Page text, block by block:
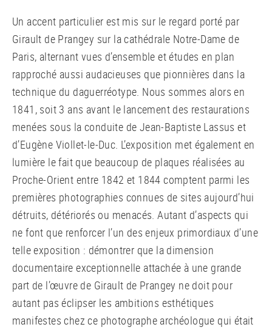
Un accent particulier est mis sur le regard porté par
Girault de Prangey sur la cathédrale Notre-Dame de
Paris, alternant vues d’ensemble et études en plan
rapproché aussi audacieuses que pionnières dans la
technique du daguerréotype. Nous sommes alors en
1841, soit 3 ans avant le lancement des restaurations
menées sous la conduite de Jean-Baptiste Lassus et
d’Eugène Viollet-le-Duc. L’exposition met également en
lumière le fait que beaucoup de plaques réalisées au
Proche-Orient entre 1842 et 1844 comptent parmi les
premières photographies connues de sites aujourd’hui
détruits, détériorés ou menacés. Autant d’aspects qui
ne font que renforcer l’un des enjeux primordiaux d’une
telle exposition : démontrer que la dimension
documentaire exceptionnelle attachée à une grande
part de l’œuvre de Girault de Prangey ne doit pour
autant pas éclipser les ambitions esthétiques
manifestes chez ce photographe archéologue qui était